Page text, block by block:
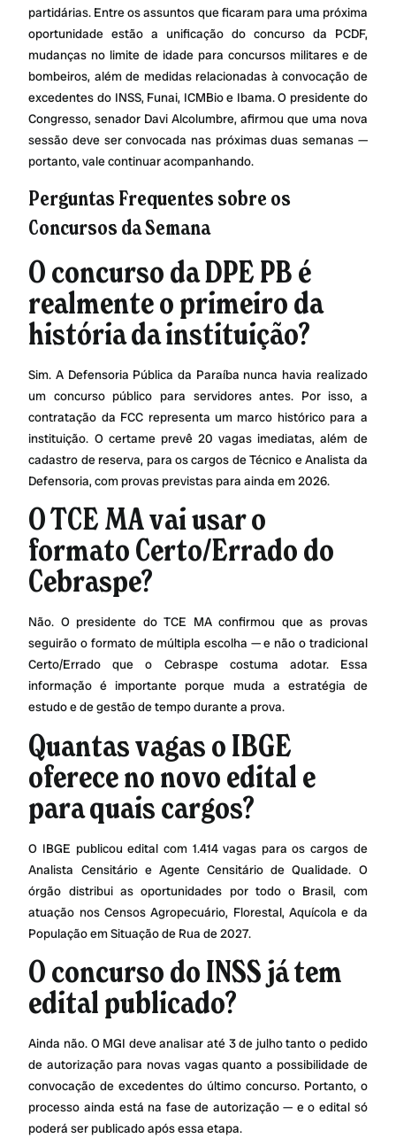
partidárias. Entre os assuntos que ficaram para uma próxima
oportunidade estão a unificação do concurso da PCDF,
mudanças no limite de idade para concursos militares e de
bombeiros, além de medidas relacionadas à convocação de
excedentes do INSS, Funai, ICMBio e Ibama. O presidente do
Congresso, senador Davi Alcolumbre, afirmou que uma nova
sessão deve ser convocada nas próximas duas semanas —
portanto, vale continuar acompanhando.
Perguntas Frequentes sobre os
Concursos da Semana
O concurso da DPE PB é
realmente o primeiro da
história da instituição?
Sim. A Defensoria Pública da Paraíba nunca havia realizado
um concurso público para servidores antes. Por isso, a
contratação da FCC representa um marco histórico para a
instituição. O certame prevê 20 vagas imediatas, além de
cadastro de reserva, para os cargos de Técnico e Analista da
Defensoria, com provas previstas para ainda em 2026.
O TCE MA vai usar o
formato Certo/Errado do
Cebraspe?
Não. O presidente do TCE MA confirmou que as provas
seguirão o formato de múltipla escolha — e não o tradicional
Certo/Errado que o Cebraspe costuma adotar. Essa
informação é importante porque muda a estratégia de
estudo e de gestão de tempo durante a prova.
Quantas vagas o IBGE
oferece no novo edital e
para quais cargos?
O IBGE publicou edital com 1.414 vagas para os cargos de
Analista Censitário e Agente Censitário de Qualidade. O
órgão distribui as oportunidades por todo o Brasil, com
atuação nos Censos Agropecuário, Florestal, Aquícola e da
População em Situação de Rua de 2027.
O concurso do INSS já tem
edital publicado?
Ainda não. O MGI deve analisar até 3 de julho tanto o pedido
de autorização para novas vagas quanto a possibilidade de
convocação de excedentes do último concurso. Portanto, o
processo ainda está na fase de autorização — e o edital só
poderá ser publicado após essa etapa.